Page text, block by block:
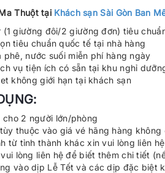
Thuột tại Khách sạn Sài Gòn Ban
(1 giường đôi/2 giường đơn) tiêu
tiêu chuẩn quốc tế tại nhà hàng
phê, nước suối miễn phí hàng ngày
vụ tiện ích có sẵn tại khu nghỉ
không giới hạn tại khách sạn
2 người lớn/phòng
thuộc vào giá vé hãng hàng
từ tỉnh thành khác xin vui lòng liên
lòng liên hệ để biết thêm chi tiết
vào dịp Lễ Tết và các dịp đặc biệt